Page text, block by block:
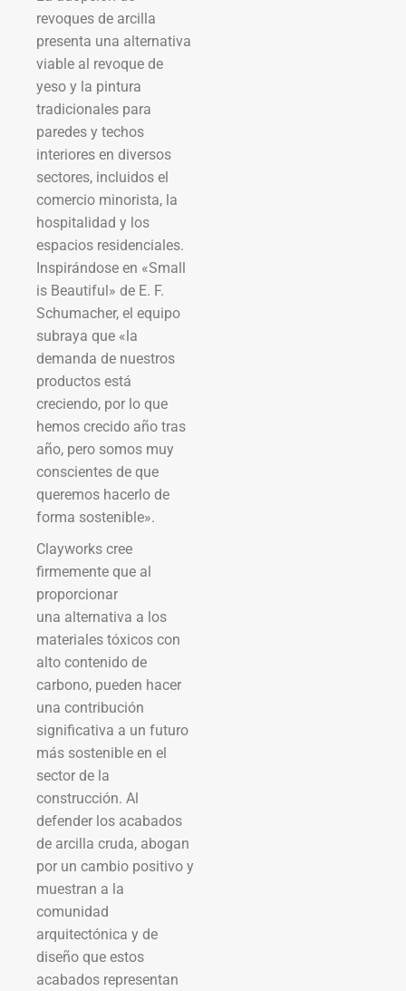
revoques de arcilla
presenta una alternativa
viable al revoque de
yeso y la pintura
tradicionales para
paredes y techos
interiores en diversos
sectores, incluidos el
comercio minorista, la
hospitalidad y los
espacios residenciales.
Inspirándose en «Small
is Beautiful» de E. F.
Schumacher, el equipo
subraya que «la
demanda de nuestros
productos está
creciendo, por lo que
hemos crecido año tras
año, pero somos muy
conscientes de que
queremos hacerlo de
forma sostenible».
Clayworks cree
firmemente que al
proporcionar
una alternativa a los
materiales tóxicos con
alto contenido de
carbono, pueden hacer
una contribución
significativa a un futuro
más sostenible en el
sector de la
construcción. Al
defender los acabados
de arcilla cruda, abogan
por un cambio positivo y
muestran a la
comunidad
arquitectónica y de
diseño que estos
acabados representan